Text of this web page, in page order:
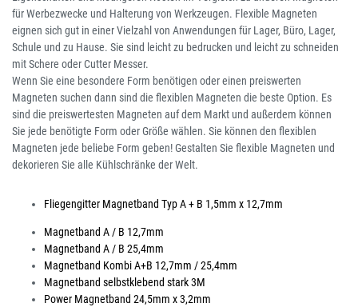
für Werbezwecke und Halterung von Werkzeugen. Flexible Magneten
eignen sich gut in einer Vielzahl von Anwendungen für Lager, Büro, Lager,
Schule und zu Hause. Sie sind leicht zu bedrucken und leicht zu schneiden
mit Schere oder Cutter Messer.
Wenn Sie eine besondere Form benötigen oder einen preiswerten
Magneten suchen dann sind die flexiblen Magneten die beste Option. Es
sind die preiswertesten Magneten auf dem Markt und außerdem können
Sie jede benötigte Form oder Größe wählen. Sie können den flexiblen
Magneten jede beliebe Form geben! Gestalten Sie flexible Magneten und
dekorieren Sie alle Kühlschränke der Welt.
Fliegengitter Magnetband Typ A + B 1,5mm x 12,7mm
Magnetband A / B 12,7mm
Magnetband A / B 25,4mm
Magnetband Kombi A+B 12,7mm / 25,4mm
Magnetband selbstklebend stark 3M
Power Magnetband 24,5mm x 3,2mm